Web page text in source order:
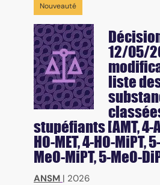
Nouveauté
12/05/
liste
stupéfiants [AMT, 4-
HO-MET, 4-HO-MiPT,
MeO-MiPT, 5-MeO-
ANSM | 2026